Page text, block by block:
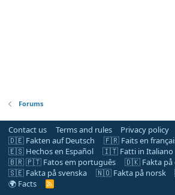
Forums
Contact us Terms and rules Privacy policy
🇩🇪 Fakten auf Deutsch
🇫🇷 Faits en
🇪🇸 Hechos en Español
🇮🇹 Fatti in Italiano
🇧🇷 🇵🇹 Fatos em português
🇩🇰 Fakta på
🇸🇪 Fakta på svenska
🇳🇴 Fakta på norsk
🌍 Facts
R